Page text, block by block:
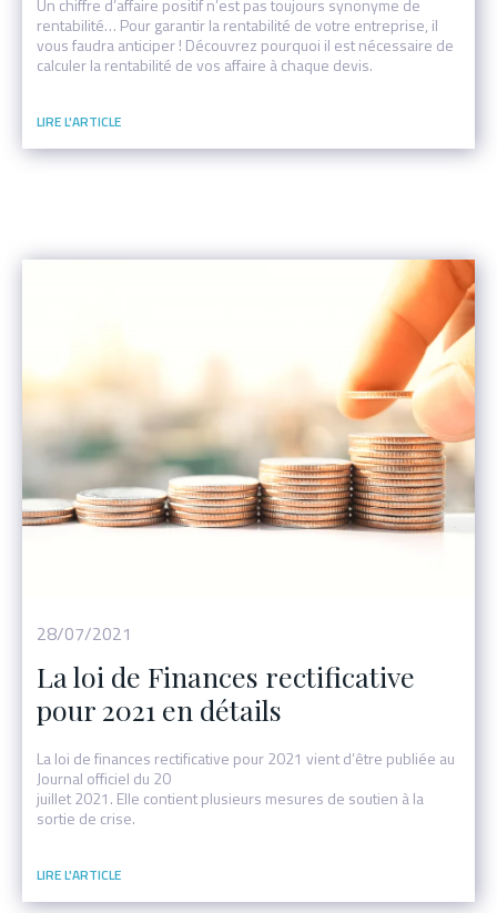
Un chiffre d’affaire positif n’est pas toujours synonyme de
rentabilité… Pour garantir la rentabilité de votre entreprise, il
vous faudra anticiper ! Découvrez pourquoi il est nécessaire de
calculer la rentabilité de vos affaire à chaque devis.
28/07/2021
La loi de Finances rectificative
pour 2021 en détails
La loi de finances rectificative pour 2021 vient d’être publiée au
Journal officiel du 20
juillet 2021. Elle contient plusieurs mesures de soutien à la
sortie de crise.